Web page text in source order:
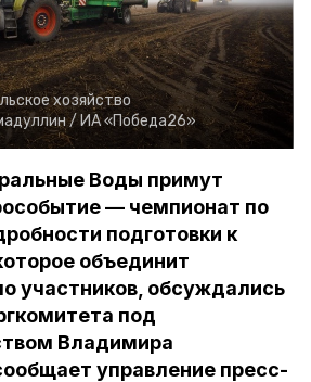
хозяйство
/ ИА «Победа26»
Воды примут
— чемпионат по
подготовки к
объединит
участников, обсуждались
под
Владимира
управление пресс-